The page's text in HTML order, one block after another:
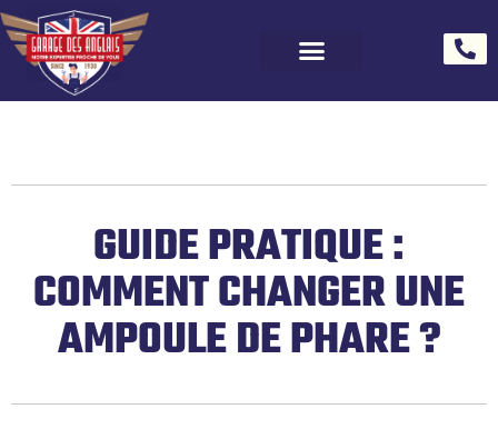
GUIDE PRATIQUE :
COMMENT CHANGER UNE
AMPOULE DE PHARE ?